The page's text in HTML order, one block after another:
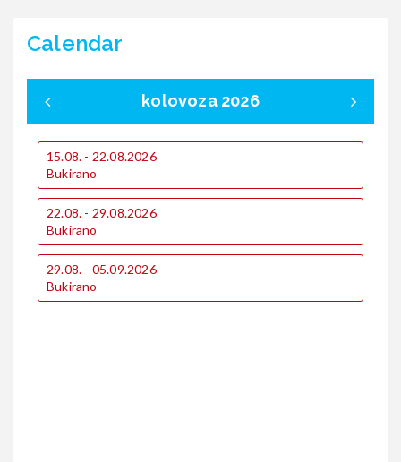
Calendar
kolovoza 2026
15.08. - 22.08.2026
Bukirano
22.08. - 29.08.2026
Bukirano
29.08. - 05.09.2026
Bukirano